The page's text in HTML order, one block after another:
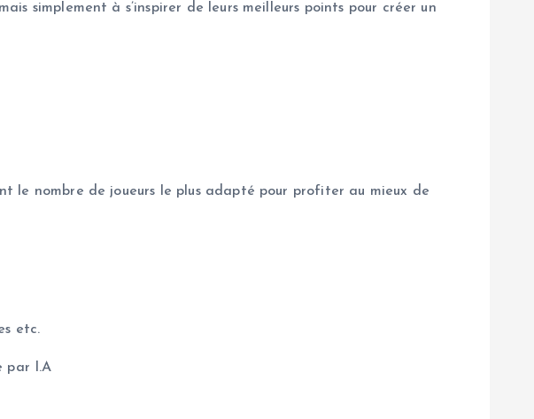
simplement à s’inspirer de leurs meilleurs points pour créer un
le nombre de joueurs le plus adapté pour profiter au mieux de
etc.
par I.A